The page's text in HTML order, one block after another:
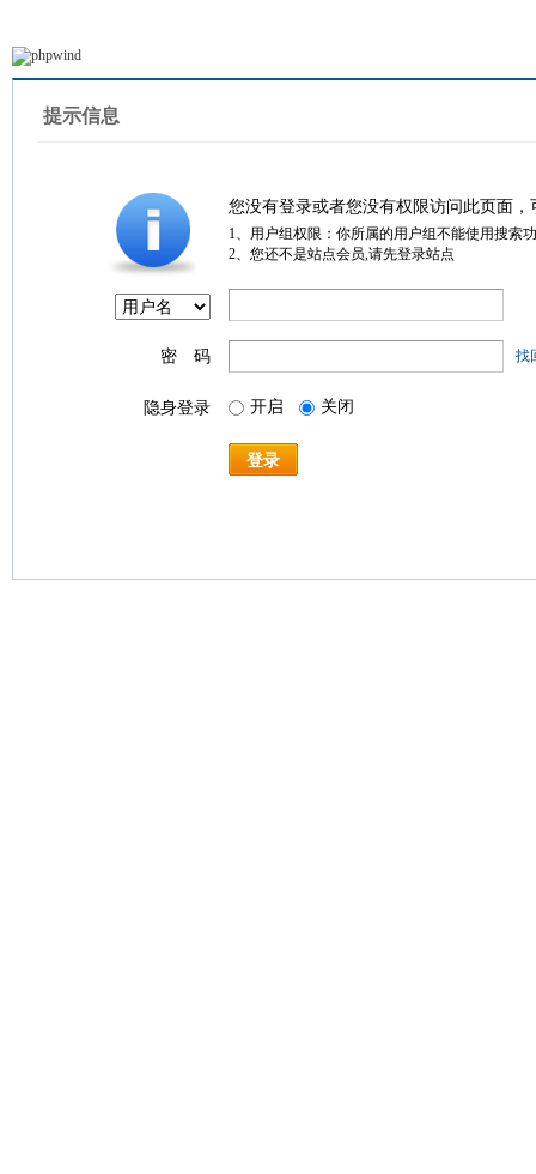
提示信息
您没有登录或者您没有权限访问此页面
1、用户组权限：你所属的用户组不能使用搜索
2、您还不是站点会员,请先登录站点
密 码 找
隐身登录 开启 关闭
登录